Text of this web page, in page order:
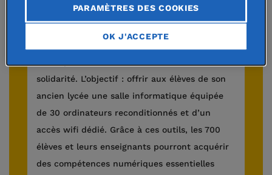
et suite à une formation en numérique, elle a
solidarité. L’objectif : offrir aux élèves de son
ancien lycée une salle informatique équipée
de 30 ordinateurs reconditionnés et d’un
accès wifi dédié. Grâce à ces outils, les 700
élèves et leurs enseignants pourront acquérir
des compétences numériques essentielles
PARAMÈTRES DES COOKIES
OK J'ACCEPTE